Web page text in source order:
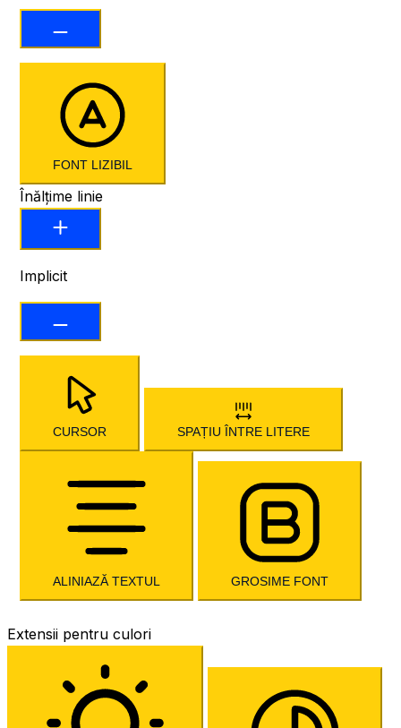
FONT LIZIBIL
Înălțime linie
Implicit
CURSOR SPAȚIU ÎNTRE LITERE
ALINIAZĂ TEXTUL GROSIME FONT
Extensii pentru culori